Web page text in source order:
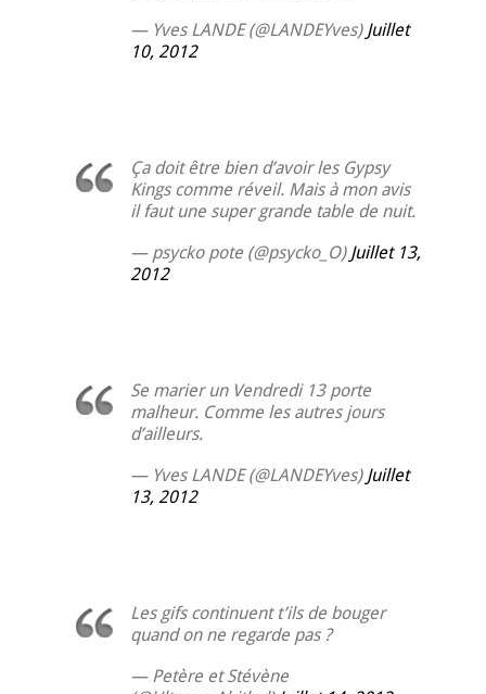
— Yves LANDE (@LANDEYves) Juillet
10, 2012
Ça doit être bien d’avoir les Gypsy
Kings comme réveil. Mais à mon avis
il faut une super grande table de nuit.
— psycko pote (@psycko_O) Juillet 13,
2012
Se marier un Vendredi 13 porte
malheur. Comme les autres jours
d’ailleurs.
— Yves LANDE (@LANDEYves) Juillet
13, 2012
Les gifs continuent t’ils de bouger
quand on ne regarde pas ?
— Petère et Stévène